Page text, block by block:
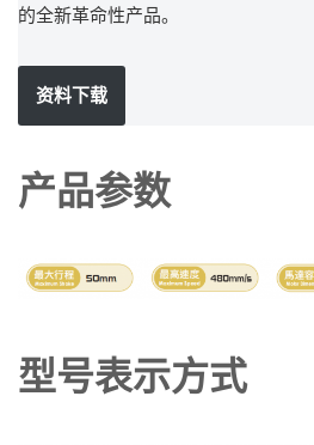
的全新革命性产品。
资料下载
产品参数
型号表示方式